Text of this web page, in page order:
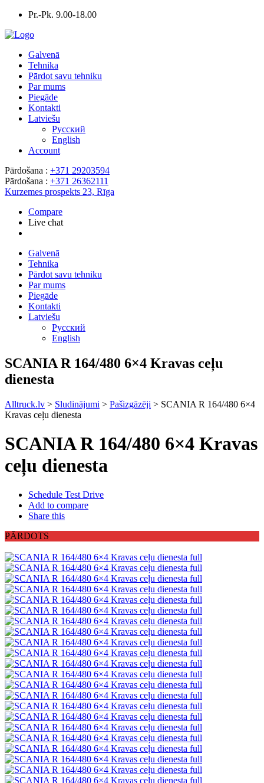
Pr.-Pk. 9.00-18.00
Galvenā
Tehnika
Pārdot savu tehniku
Par mums
Piegāde
Kontakti
Latviešu
Русский
English
Account
Pārdošana : +371 29203594
Pārdošana : +371 26362111
Kurzemes prospekts 23, Rīga
Compare
Live chat
Galvenā
Tehnika
Pārdot savu tehniku
Par mums
Piegāde
Kontakti
Latviešu
Русский
English
SCANIA R 164/480 6×4 Kravas ceļu
dienesta
Alltruck.lv > Sludinājumi > Pašizgāzēji > SCANIA R 164/480 6×4
Kravas ceļu dienesta
SCANIA R 164/480 6×4 Kravas
ceļu dienesta
Schedule Test Drive
Add to compare
Share this
PĀRDOTS